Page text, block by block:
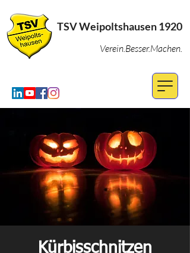
TSV Weipoltshausen 1920
Verein.Besser.Machen.
Kürbisschnitzen